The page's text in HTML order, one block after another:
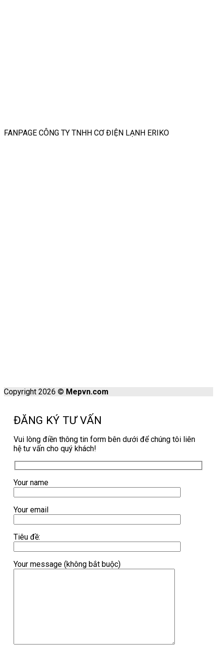
FANPAGE CÔNG TY TNHH CƠ ĐIỆN LẠNH ERIKO
Copyright 2026 © Mepvn.com
ĐĂNG KÝ TƯ VẤN
Vui lòng điền thông tin form bên dưới để chúng tôi liên
hệ tư vấn cho quý khách!
Your name
Your email
Tiêu đề:
Your message (không bắt buộc)